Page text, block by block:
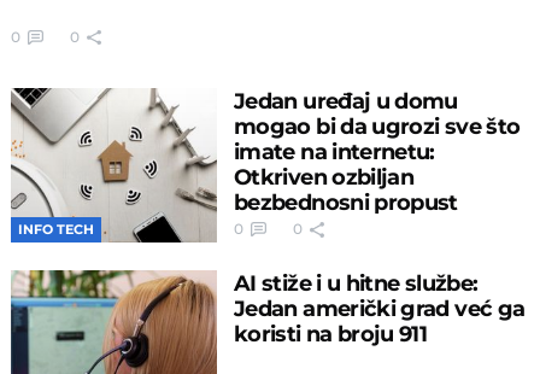
0 0
INFO TECH
Jedan uređaj u domu
mogao bi da ugrozi sve što
imate na internetu:
Otkriven ozbiljan
bezbednosni propust
0 0
AI stiže i u hitne službe:
Jedan američki grad već ga
koristi na broju 911